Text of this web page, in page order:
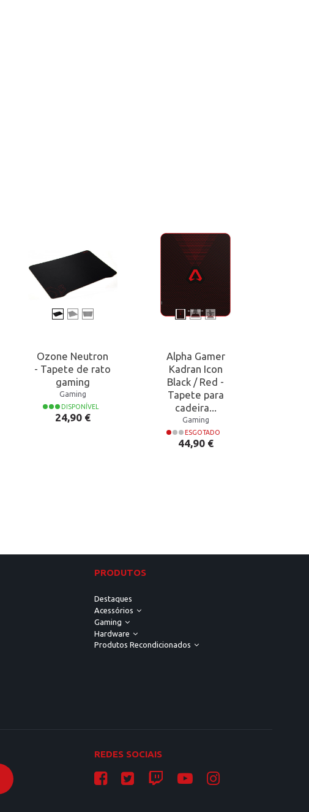
Ozone Neutron
- Tapete de rato
gaming
Gaming
DISPONÍVEL
Preço
24,90 €
Alpha Gamer
Kadran Icon
Black / Red -
Tapete para
cadeira...
Gaming
ESGOTADO
Preço
44,90 €
PRODUTOS
Destaques
Acessórios
Gaming
Hardware
Produtos Recondicionados
REDES SOCIAIS